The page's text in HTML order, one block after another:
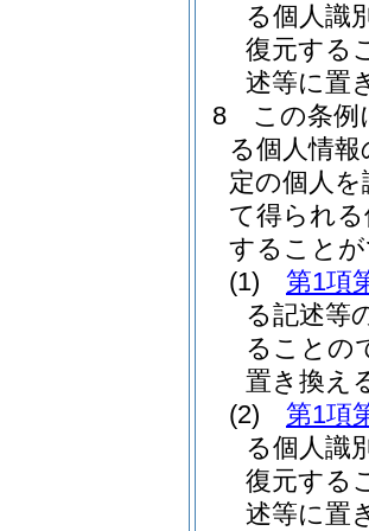
る個人識
復元する
述等に置
8
この条例
る個人情
定の個人
て得られ
すること
(1)
第1項
る記述等
ることの
置き換え
(2)
第1項
る個人識
復元する
述等に置